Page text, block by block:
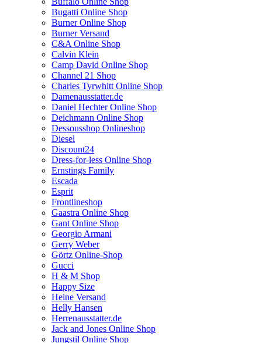
Bugatti Online Shop
Burner Online Shop
Burner Versand
C&A Online Shop
Calvin Klein
Camp David Online Shop
Channel 21 Shop
Charles Tyrwhitt Online Shop
Damenausstatter.de
Daniel Hechter Online Shop
Deichmann Online Shop
Dessousshop Onlineshop
Diesel
Discount24
Dress-for-less Online Shop
Ernstings Family
Escada
Esprit
Frontlineshop
Gaastra Online Shop
Gant Online Shop
Georgio Armani
Gerry Weber
Görtz Online-Shop
Gucci
H & M Shop
Happy Size
Heine Versand
Helly Hansen
Herrenausstatter.de
Jack and Jones Online Shop
Jungstil Online Shop